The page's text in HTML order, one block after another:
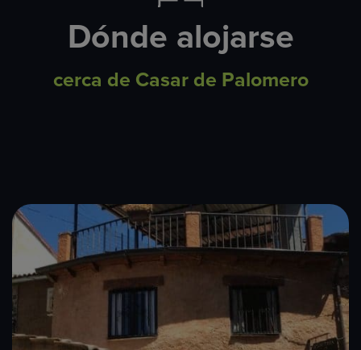
Dónde alojarse
cerca de Casar de Palomero